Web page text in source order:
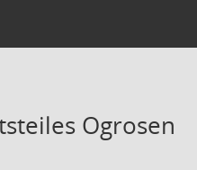
Ogrosen